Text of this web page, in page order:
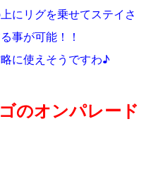
にリグを乗せてステイさ
事が可能！！
に使えそうですわ♪
のオンパレード